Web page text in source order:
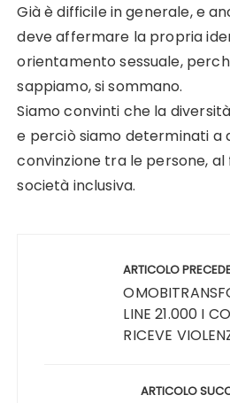
Già è difficile in generale, e
deve affermare la propria
orientamento sessuale,
sappiamo, si sommano.
Siamo convinti che la
e perciò siamo determinati a
convinzione tra le persone, al
società inclusiva.
ARTICOLO
LINE 21.000 I
RICEVE
ARTICOLO